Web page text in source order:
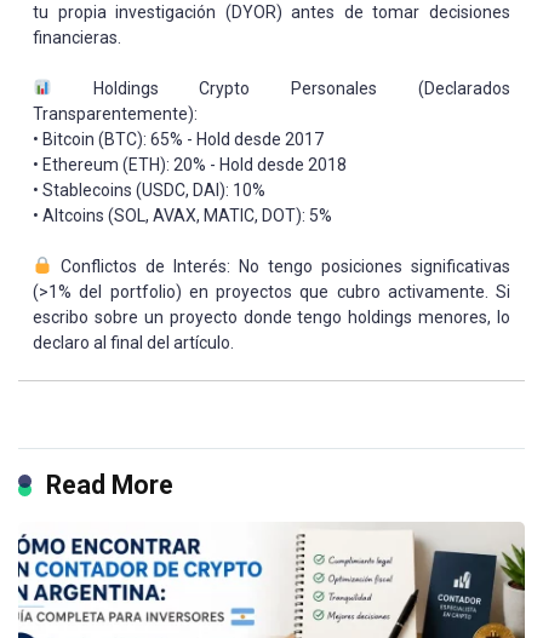
tu propia investigación (DYOR) antes de tomar decisiones
financieras.
Holdings Crypto Personales (Declarados
Transparentemente):
• Bitcoin (BTC): 65% - Hold desde 2017
• Ethereum (ETH): 20% - Hold desde 2018
• Stablecoins (USDC, DAI): 10%
• Altcoins (SOL, AVAX, MATIC, DOT): 5%
Conflictos de Interés: No tengo posiciones significativas
(>1% del portfolio) en proyectos que cubro activamente. Si
escribo sobre un proyecto donde tengo holdings menores, lo
declaro al final del artículo.
Read More